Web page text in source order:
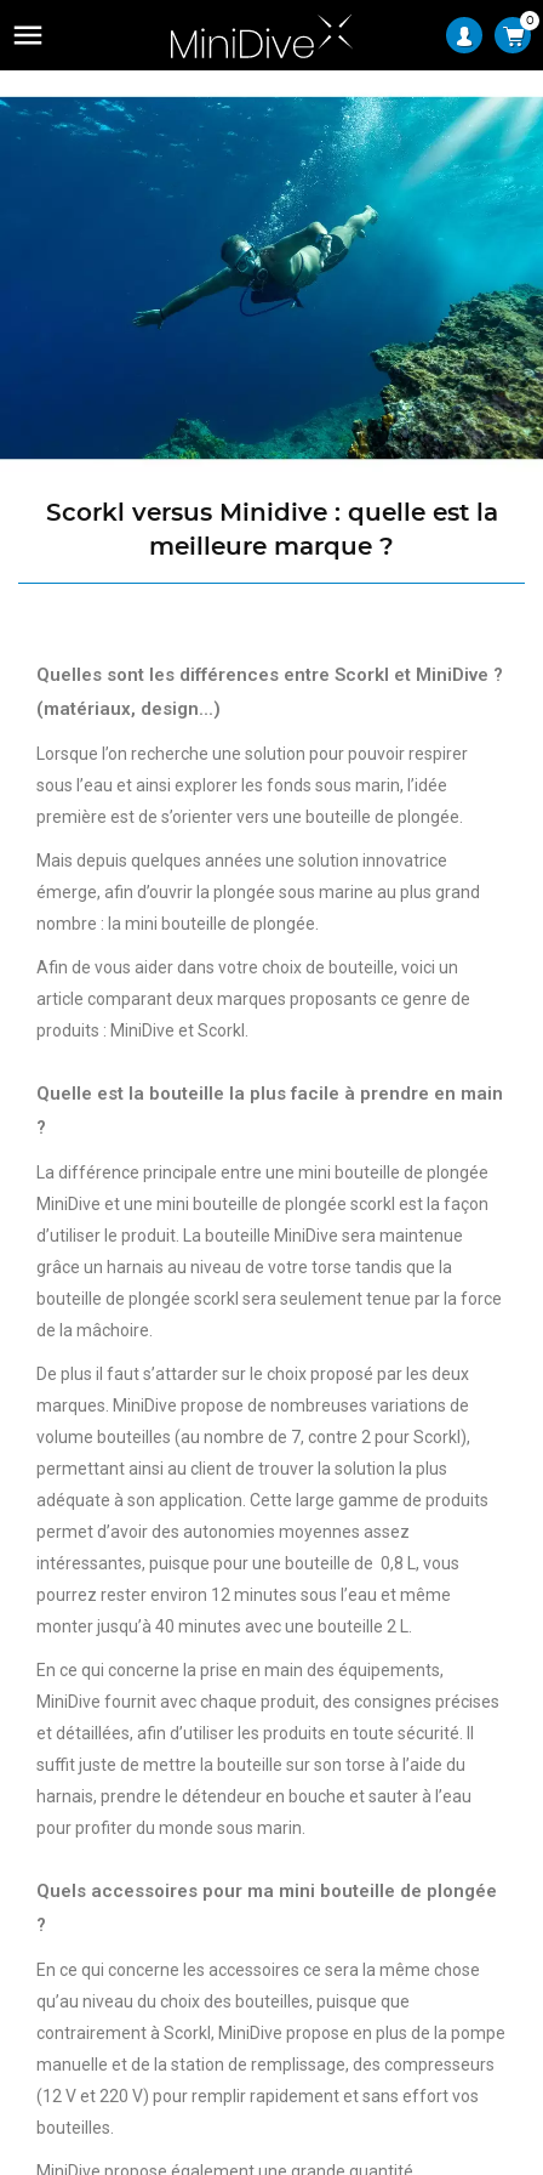
 0
Scorkl versus Minidive : quelle est la
meilleure marque ?
Quelles sont les différences entre Scorkl et MiniDive ?
(matériaux, design...)
Lorsque l’on recherche une solution pour pouvoir respirer
sous l’eau et ainsi explorer les fonds sous marin, l’idée
première est de s’orienter vers une bouteille de plongée.
Mais depuis quelques années une solution innovatrice
émerge, afin d’ouvrir la plongée sous marine au plus grand
nombre : la mini bouteille de plongée.
Afin de vous aider dans votre choix de bouteille, voici un
article comparant deux marques proposants ce genre de
produits : MiniDive et Scorkl.
Quelle est la bouteille la plus facile à prendre en main
?
La différence principale entre une mini bouteille de plongée
MiniDive et une mini bouteille de plongée scorkl est la façon
d’utiliser le produit. La bouteille MiniDive sera maintenue
grâce un harnais au niveau de votre torse tandis que la
bouteille de plongée scorkl sera seulement tenue par la force
de la mâchoire.
De plus il faut s’attarder sur le choix proposé par les deux
marques. MiniDive propose de nombreuses variations de
volume bouteilles (au nombre de 7, contre 2 pour Scorkl),
permettant ainsi au client de trouver la solution la plus
adéquate à son application. Cette large gamme de produits
permet d’avoir des autonomies moyennes assez
intéressantes, puisque pour une bouteille de 0,8 L, vous
pourrez rester environ 12 minutes sous l’eau et même
monter jusqu’à 40 minutes avec une bouteille 2 L.
En ce qui concerne la prise en main des équipements,
MiniDive fournit avec chaque produit, des consignes précises
et détaillées, afin d’utiliser les produits en toute sécurité. Il
suffit juste de mettre la bouteille sur son torse à l’aide du
harnais, prendre le détendeur en bouche et sauter à l’eau
pour profiter du monde sous marin.
Quels accessoires pour ma mini bouteille de plongée
?
En ce qui concerne les accessoires ce sera la même chose
qu’au niveau du choix des bouteilles, puisque que
contrairement à Scorkl, MiniDive propose en plus de la pompe
manuelle et de la station de remplissage, des compresseurs
(12 V et 220 V) pour remplir rapidement et sans effort vos
bouteilles.